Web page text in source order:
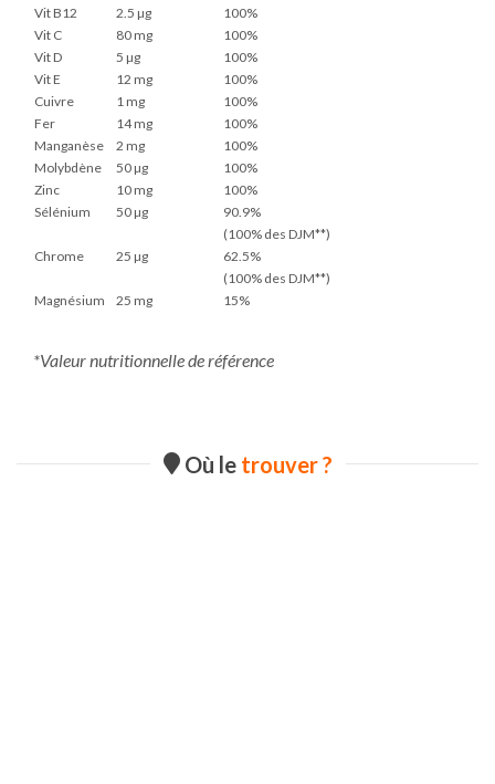
Vit B12
2.5 µg
100%
Vit C
80 mg
100%
Vit D
5 µg
100%
Vit E
12 mg
100%
Cuivre
1 mg
100%
Fer
14 mg
100%
Manganèse
2 mg
100%
Molybdène
50 µg
100%
Zinc
10 mg
100%
Sélénium
50 µg
90.9%
(100% des DJM**)
Chrome
25 µg
62.5%
(100% des DJM**)
Magnésium
25 mg 15%
*Valeur nutritionnelle de référence
Où le trouver ?